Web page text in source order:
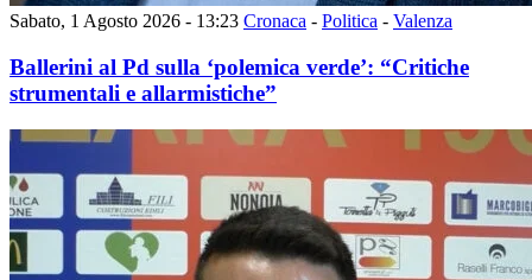
Sabato, 1 Agosto 2026 - 13:23 Cronaca - Politica - Valenza
Ballerini al Pd sulla ‘polemica verde’: “Critiche
strumentali e allarmistiche”